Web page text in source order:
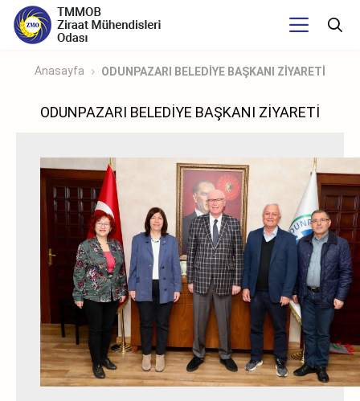
Anasayfa ODUNPAZARI BELEDİYE BAŞKANI ZİYARETİ
ODUNPAZARI BELEDİYE BAŞKANI ZİYARETİ